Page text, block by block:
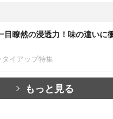
目瞭然の浸透力！味の違いに
イアップ特集
もっと見る